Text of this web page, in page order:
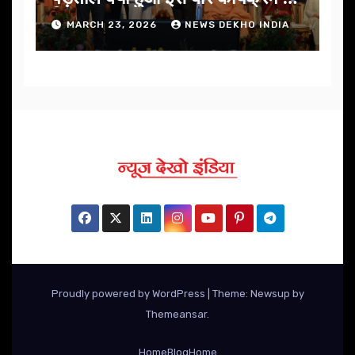
निखार
MARCH 23, 2026 NEWS DEKHO INDIA
Proudly powered by WordPress
Theme: Newsup by
Themeansar.
HomeBlogHome